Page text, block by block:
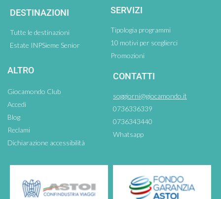
DESTINAZIONI
Tutte le destinazioni
Estate INPSieme Senior
SERVIZI
Tipologia programmi
10 motivi per sceglierci
Promozioni
ALTRO
Giocamondo Club
Accedi
Blog
Reclami
Dichiarazione accessibilità
CONTATTI
soggiorni@giocamondo.it
0736336339
0736343440
Whatsapp